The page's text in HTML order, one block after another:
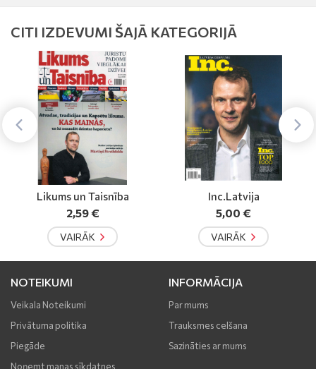
CITI IZDEVUMI ŠAJĀ KATEGORIJĀ
Inc.Latvija
5,00 €
VAIRĀK
Latvijas Tirgotājs
5,50 €
VAIRĀK
NOTEIKUMI
Veikala Noteikumi
Privātuma politika
Piegāde
Noņemt manas sīkdatnes
INFORMĀCIJA
Par mums
Trauksmes celšana
Sazināties ar mums